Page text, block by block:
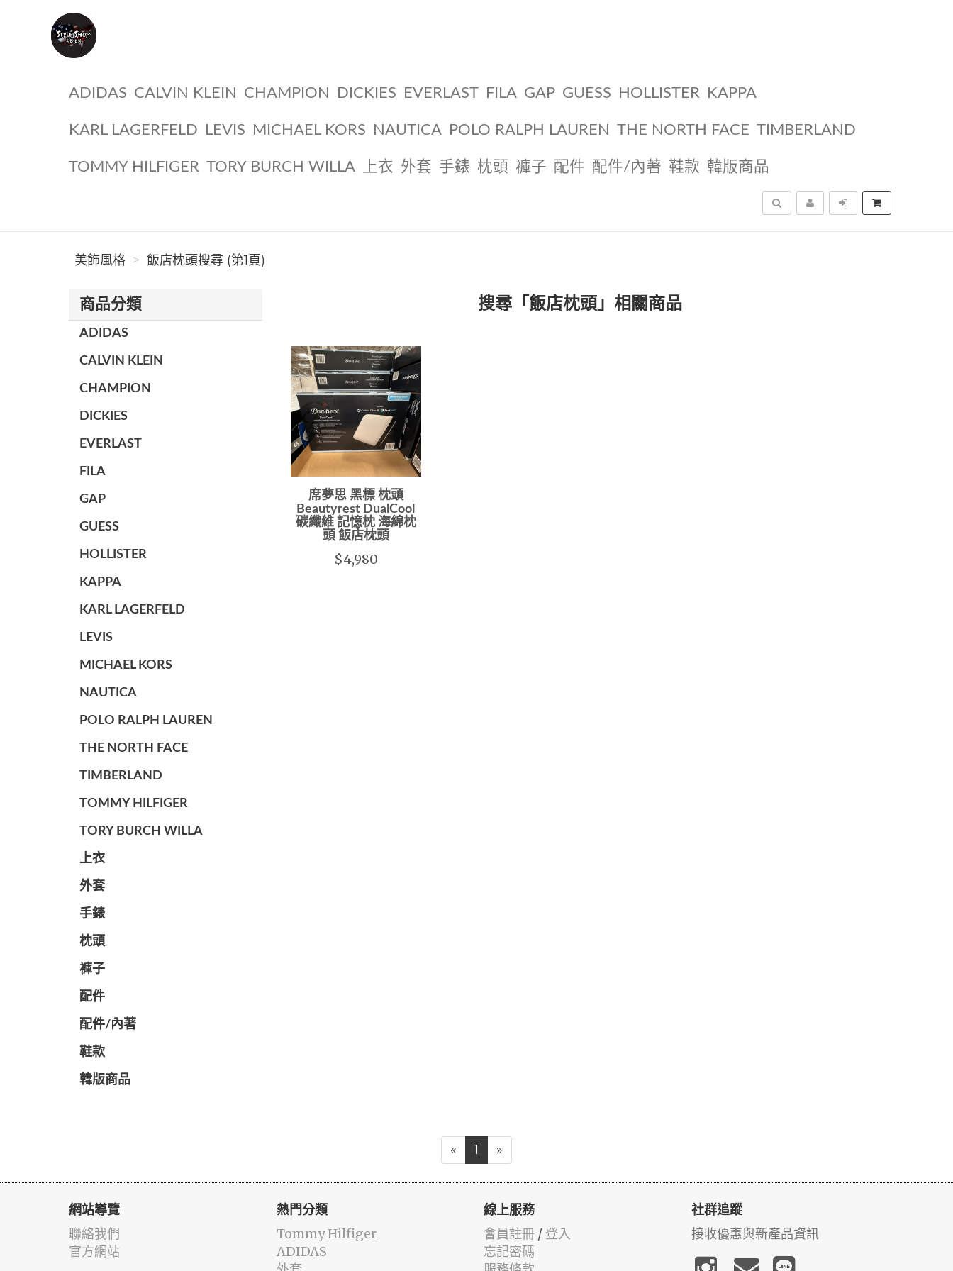
ADIDAS CALVIN KLEIN CHAMPION DICKIES EVERLAST FILA GAP GUESS HOLLISTER KAPPA
KARL LAGERFELD LEVIS MICHAEL KORS NAUTICA POLO RALPH LAUREN THE NORTH FACE TIMBERLAND
TOMMY HILFIGER TORY BURCH WILLA 上衣 外套 手錶 枕頭 褲子 配件 配件/內著 鞋款 韓版商品
搜尋
美飾風格 飯店枕頭搜尋 (第1頁)
商品分類
ADIDAS
CALVIN KLEIN
CHAMPION
DICKIES
EVERLAST
FILA
GAP
GUESS
HOLLISTER
KAPPA
KARL LAGERFELD
LEVIS
MICHAEL KORS
NAUTICA
POLO RALPH LAUREN
THE NORTH FACE
TIMBERLAND
TOMMY HILFIGER
TORY BURCH WILLA
上衣
外套
手錶
枕頭
褲子
配件
配件/內著
鞋款
韓版商品
搜尋「飯店枕頭」相關商品
席夢思 黑標 枕頭
Beautyrest DualCool
碳纖維 記憶枕 海綿枕
頭 飯店枕頭
$4,980
« 1 »
網站導覽
聯絡我們
官方網站
熱門分類
Tommy Hilfiger
ADIDAS
線上服務
會員註冊 / 登入
忘記密碼
社群追蹤
接收優惠與新產品資訊